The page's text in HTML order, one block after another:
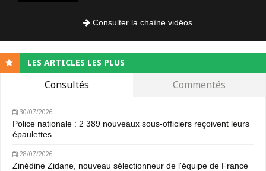
Consulter la chaîne vidéos
LES ARTICLES LES PLUS
Consultés Commentés
30/07/2026
Police nationale : 2 389 nouveaux sous-officiers reçoivent leurs
épaulettes
28/07/2026
Zinédine Zidane, nouveau sélectionneur de l'équipe de France